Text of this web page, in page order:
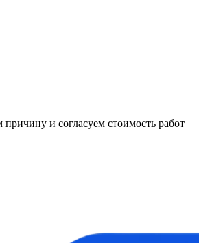
причину и согласуем стоимость работ